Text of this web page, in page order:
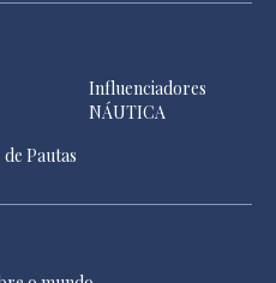
Influenciadores
NÁUTICA
Pautas